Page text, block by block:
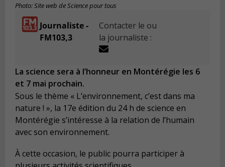
Photo: Site web de Science pour tous
Journaliste -
FM103,3
Contacter le ou
la journaliste :
La science sera à l’honneur en Montérégie les 6
et 7 mai prochain.
Sous le thème « L’environnement, c’est dans ma
nature ! », la 17e édition du 24 h de science en
Montérégie s’intéresse à la relation de l’humain
avec son environnement.
À cette occasion, le public pourra participer à